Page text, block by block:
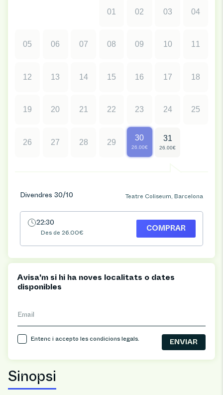
Sinopsi
01 02 03 04
05 06 07 08 09 10 11
12 13 14 15 16 17 18
19 20 21 22 23 24 25
26 27 28 29
30
26.00€
31
26.00€
Divendres 30/10 Teatre Coliseum, Barcelona
22:30
Des de 26.00€
COMPRAR
Avisa'm si hi ha noves localitats o dates
disponibles
Email
Entenc i accepto lescondicions legals